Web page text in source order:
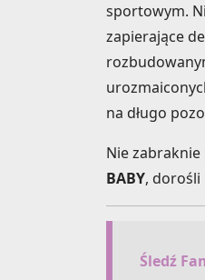
sportowym.
zapierające
na długo
Nie
BABY, dorośli
Śledź